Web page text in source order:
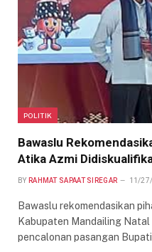
POLITIK
Bawaslu
Atika Azmi
BY RAHMAT SAPAAT SIREGAR 11/
Bawaslu rekomendasikan
Kabupaten Mandailing
pencalonan pasangan